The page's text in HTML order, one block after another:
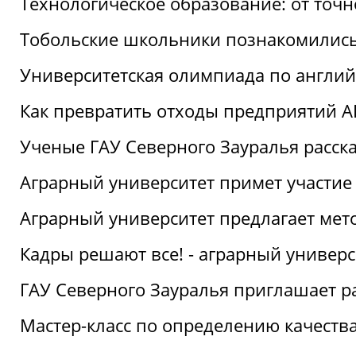
Тобольские школьники
Университетская олимпиада по
Как превратить отходы предприятий
Ученые ГАУ Северного Зауралья
Аграрный университет примет
Аграрный университет предлагает
Кадры решают все! - аграрный
ГАУ Северного Зауралья приглашает
Мастер-класс по определению